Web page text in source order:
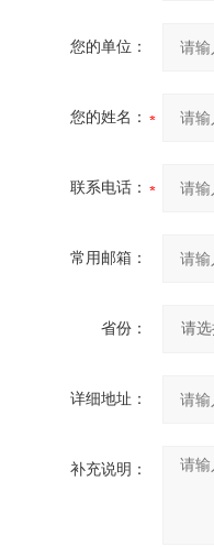
您的单位：
您的姓名：
联系电话：
常用邮箱：
省份：
详细地址：
补充说明：